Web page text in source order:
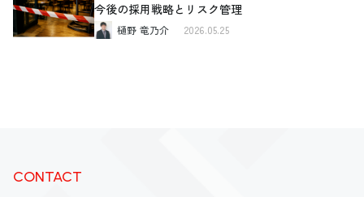
今後の採用戦略とリスク管理
樋野 竜乃介 2026.05.25
CONTACT